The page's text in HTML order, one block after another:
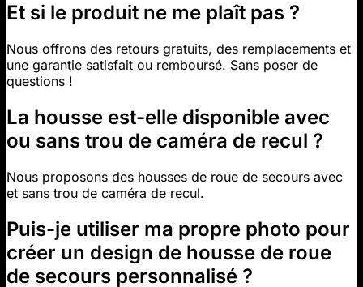
Et si le produit ne me plaît pas ?
Nous offrons des retours gratuits, des remplacements et
une garantie satisfait ou remboursé. Sans poser de
questions !
La housse est-elle disponible avec
ou sans trou de caméra de recul ?
Nous proposons des housses de roue de secours avec
et sans trou de caméra de recul.
Puis-je utiliser ma propre photo pour
créer un design de housse de roue
de secours personnalisé ?